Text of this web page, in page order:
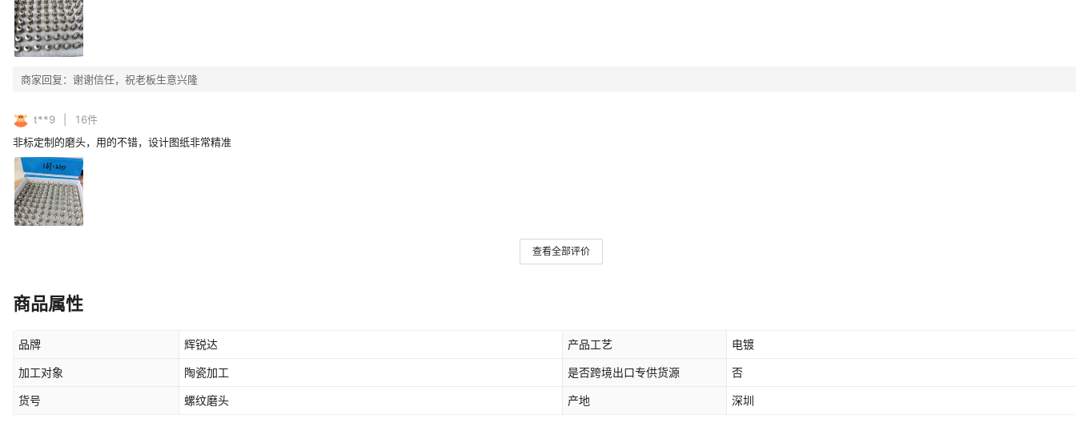
商家回复： 谢谢信任，祝老板生意兴隆
t**9 16件
非标定制的磨头，用的不错，设计图纸非常精准
查看全部评价
商品属性
品牌 辉锐达 产品工艺 电镀
加工对象 陶瓷加工 是否跨境出口专供货源 否
货号 螺纹磨头 产地 深圳